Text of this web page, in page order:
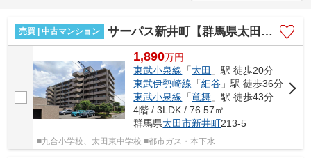
売買 | 中古マンション サーパス新井町【群馬県太田市新井町】
1,890万円
東武小泉線 「太田 」駅 徒歩20分
東武伊勢崎線 「細谷 」駅 徒歩36分
東武小泉線 「竜舞 」駅 徒歩43分
4階 / 3LDK / 76.57㎡
群馬県太田市新井町213-5
■九合小学校、太田東中学校 ■都市ガス・本下水